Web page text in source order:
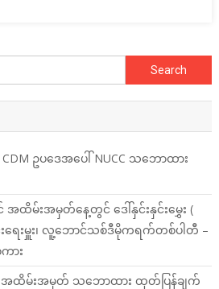
Search
for:
CDM ဥပဒေအပေါ် NUCC သဘောထား
အထိမ်းအမှတ်နေ့တွင် ဒေါ်နှင်းနှင်းမွှေး (
းမှူး၊ လူ့ဘောင်သစ်ဒီမိုကရက်တစ်ပါတီ –
ား
အထိမ်းအမှတ် သဘောထား ထုတ်ပြန်ချက်